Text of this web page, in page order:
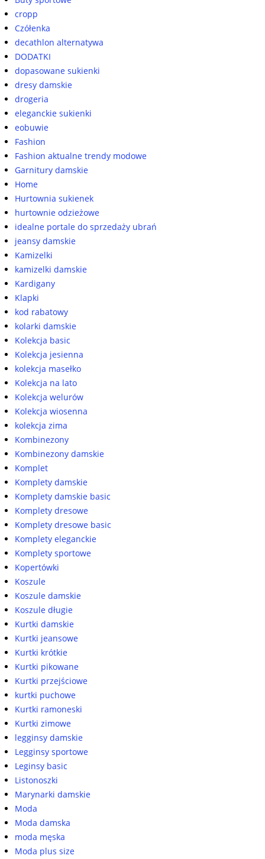
cropp
Czółenka
decathlon alternatywa
DODATKI
dopasowane sukienki
dresy damskie
drogeria
eleganckie sukienki
eobuwie
Fashion
Fashion aktualne trendy modowe
Garnitury damskie
Home
Hurtownia sukienek
hurtownie odzieżowe
idealne portale do sprzedaży ubrań
jeansy damskie
Kamizelki
kamizelki damskie
Kardigany
Klapki
kod rabatowy
kolarki damskie
Kolekcja basic
Kolekcja jesienna
kolekcja masełko
Kolekcja na lato
Kolekcja welurów
Kolekcja wiosenna
kolekcja zima
Kombinezony
Kombinezony damskie
Komplet
Komplety damskie
Komplety damskie basic
Komplety dresowe
Komplety dresowe basic
Komplety eleganckie
Komplety sportowe
Kopertówki
Koszule
Koszule damskie
Koszule długie
Kurtki damskie
Kurtki jeansowe
Kurtki krótkie
Kurtki pikowane
Kurtki przejściowe
kurtki puchowe
Kurtki ramoneski
Kurtki zimowe
legginsy damskie
Legginsy sportowe
Leginsy basic
Listonoszki
Marynarki damskie
Moda
Moda damska
moda męska
Moda plus size